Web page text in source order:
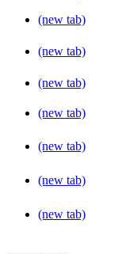
(new tab)
(new tab)
(new tab)
(new tab)
(new tab)
(new tab)
(new tab)